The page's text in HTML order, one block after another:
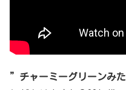
”チャーミーグリーンみ